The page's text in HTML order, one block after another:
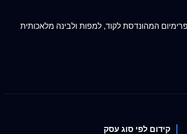
המהונדסת לקוד, למפות ולבינה מלאכותית
קידום לפי סוג עסק